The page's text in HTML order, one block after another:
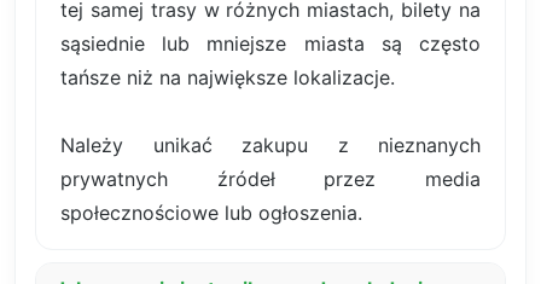
tej samej trasy w różnych miastach, bilety na
sąsiednie lub mniejsze miasta są często
tańsze niż na największe lokalizacje.
Należy unikać zakupu z nieznanych
prywatnych źródeł przez media
społecznościowe lub ogłoszenia.